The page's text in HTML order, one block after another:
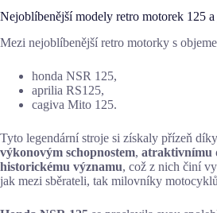
Nejoblíbenější modely retro motorek 125
Mezi nejoblíbenější retro motorky s
honda NSR 125,
aprilia RS125,
cagiva Mito 125.
Tyto legendární stroje si získaly přízeň
výkonovým schopnostem, atraktivnímu
historickému významu, což z nich činí
jak mezi sběrateli, tak milovníky